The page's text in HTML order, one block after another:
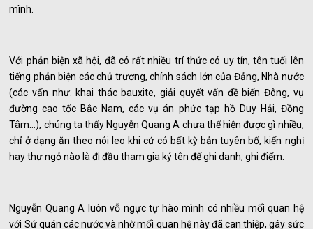
mình.
Với phản biện xã hội, đã có rất nhiều trí thức có uy tín, tên tuổi lên
tiếng phản biện các chủ trương, chính sách lớn của Đảng, Nhà nước
(các vấn như: khai thác bauxite, giải quyết vấn đề biển Đông, vụ
đường cao tốc Bắc Nam, các vụ án phức tạp hồ Duy Hải, Đồng
Tâm…), chúng ta thấy Nguyễn Quang A chưa thể hiện được gì nhiều,
chỉ ở dạng ăn theo nói leo khi cứ có bất kỳ bản tuyên bố, kiến nghị
hay thư ngỏ nào là đi đầu tham gia ký tên để ghi danh, ghi điểm.
Nguyễn Quang A luôn vỗ ngực tự hào mình có nhiều mối quan hệ
với Sứ quán các nước và nhờ mối quan hệ này đã can thiệp, gây sức